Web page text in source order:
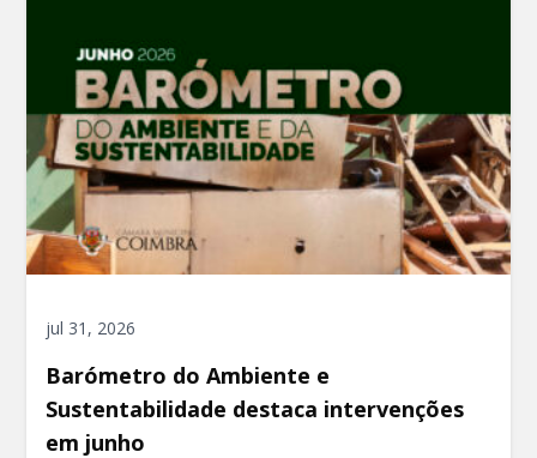
jul 31, 2026
Barómetro do Ambiente e
Sustentabilidade destaca intervenções
em junho